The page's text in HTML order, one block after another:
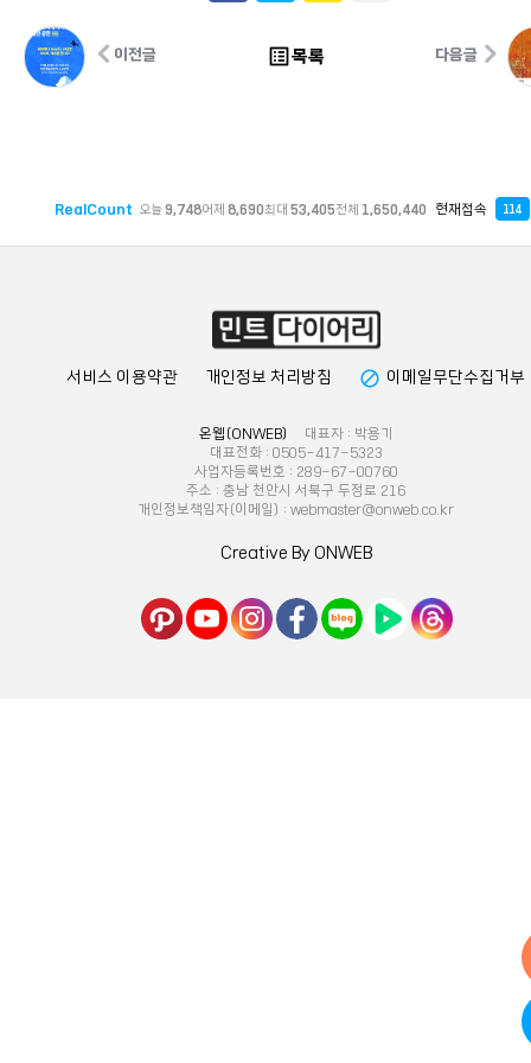
이전글 list_alt 목록 다음글
RealCount 오늘9,748어제8,690최대53,405전체 1,650,440 현재접속 114
서비스 이용약관 개인정보 처리방침 block 이메일무단수집거부
온웹(ONWEB)
대표자 : 박용기
대표전화 : 0505-417-5323
사업자등록번호 : 289-67-00760
주소 : 충남 천안시 서북구 두정로 216
개인정보책임자(이메일) : webmaster@onweb.co.kr
Creative By ONWEB